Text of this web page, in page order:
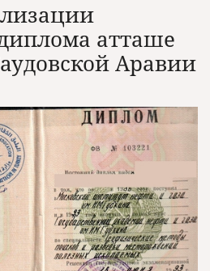
атташе
Аравии